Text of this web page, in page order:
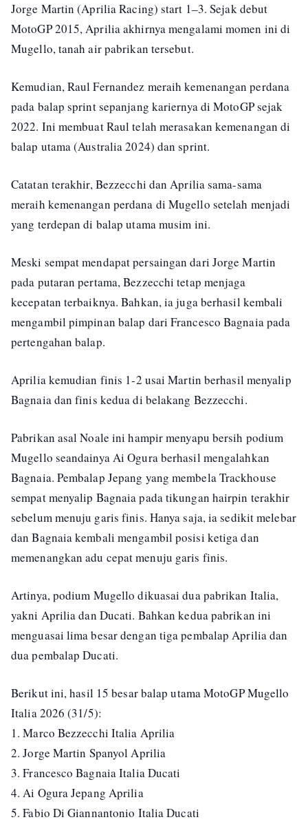
Jorge Martin (Aprilia Racing) start 1–3. Sejak debut
MotoGP 2015, Aprilia akhirnya mengalami momen ini di
Mugello, tanah air pabrikan tersebut.
Kemudian, Raul Fernandez meraih kemenangan perdana
pada balap sprint sepanjang kariernya di MotoGP sejak
2022. Ini membuat Raul telah merasakan kemenangan di
balap utama (Australia 2024) dan sprint.
Catatan terakhir, Bezzecchi dan Aprilia sama-sama
meraih kemenangan perdana di Mugello setelah menjadi
yang terdepan di balap utama musim ini.
Meski sempat mendapat persaingan dari Jorge Martin
pada putaran pertama, Bezzecchi tetap menjaga
kecepatan terbaiknya. Bahkan, ia juga berhasil kembali
mengambil pimpinan balap dari Francesco Bagnaia pada
pertengahan balap.
Aprilia kemudian finis 1-2 usai Martin berhasil menyalip
Bagnaia dan finis kedua di belakang Bezzecchi.
Pabrikan asal Noale ini hampir menyapu bersih podium
Mugello seandainya Ai Ogura berhasil mengalahkan
Bagnaia. Pembalap Jepang yang membela Trackhouse
sempat menyalip Bagnaia pada tikungan hairpin terakhir
sebelum menuju garis finis. Hanya saja, ia sedikit melebar
dan Bagnaia kembali mengambil posisi ketiga dan
memenangkan adu cepat menuju garis finis.
Artinya, podium Mugello dikuasai dua pabrikan Italia,
yakni Aprilia dan Ducati. Bahkan kedua pabrikan ini
menguasai lima besar dengan tiga pembalap Aprilia dan
dua pembalap Ducati.
Berikut ini, hasil 15 besar balap utama MotoGP Mugello
Italia 2026 (31/5):
1. Marco Bezzecchi Italia Aprilia
2. Jorge Martin Spanyol Aprilia
3. Francesco Bagnaia Italia Ducati
4. Ai Ogura Jepang Aprilia
5. Fabio Di Giannantonio Italia Ducati